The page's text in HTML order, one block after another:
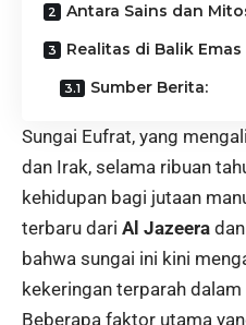
Antara Sains dan
Realitas di Balik Emas
Sumber Berita:
Sungai Eufrat, yang
dan Irak, selama ribuan
kehidupan bagi jutaan
terbaru dari Al Jazeera dan
bahwa sungai ini kini
kekeringan terparah
Beberapa faktor utama